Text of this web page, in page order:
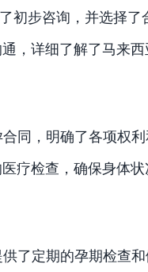
初步咨询，并选择
，详细了解了马来
同，明确了各项权
疗检查，确保身体
了定期的孕期检查